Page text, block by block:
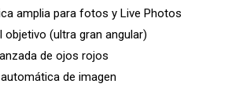
amplia para fotos y Live Photos
objetivo (ultra gran angular)
de ojos rojos
de imagen